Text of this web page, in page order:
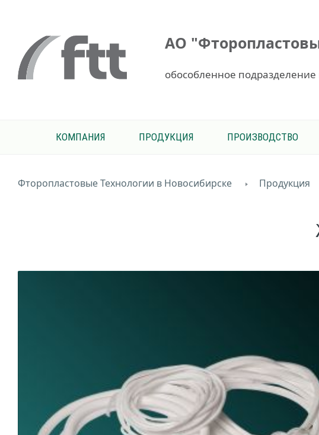
АО
обособленное
КОМПАНИЯ ПРОДУКЦИЯ ПРОИЗВОДСТВО
Фторопластовые Технологии в Новосибирске Продукция